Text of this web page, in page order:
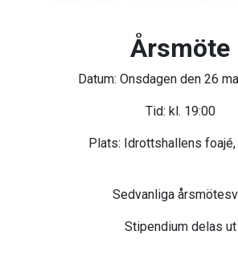
Årsmöte
Datum: Onsdagen den 26
Tid: kl. 19:00
Plats: Idrottshallens
Sedvanliga
Stipendium delas ut